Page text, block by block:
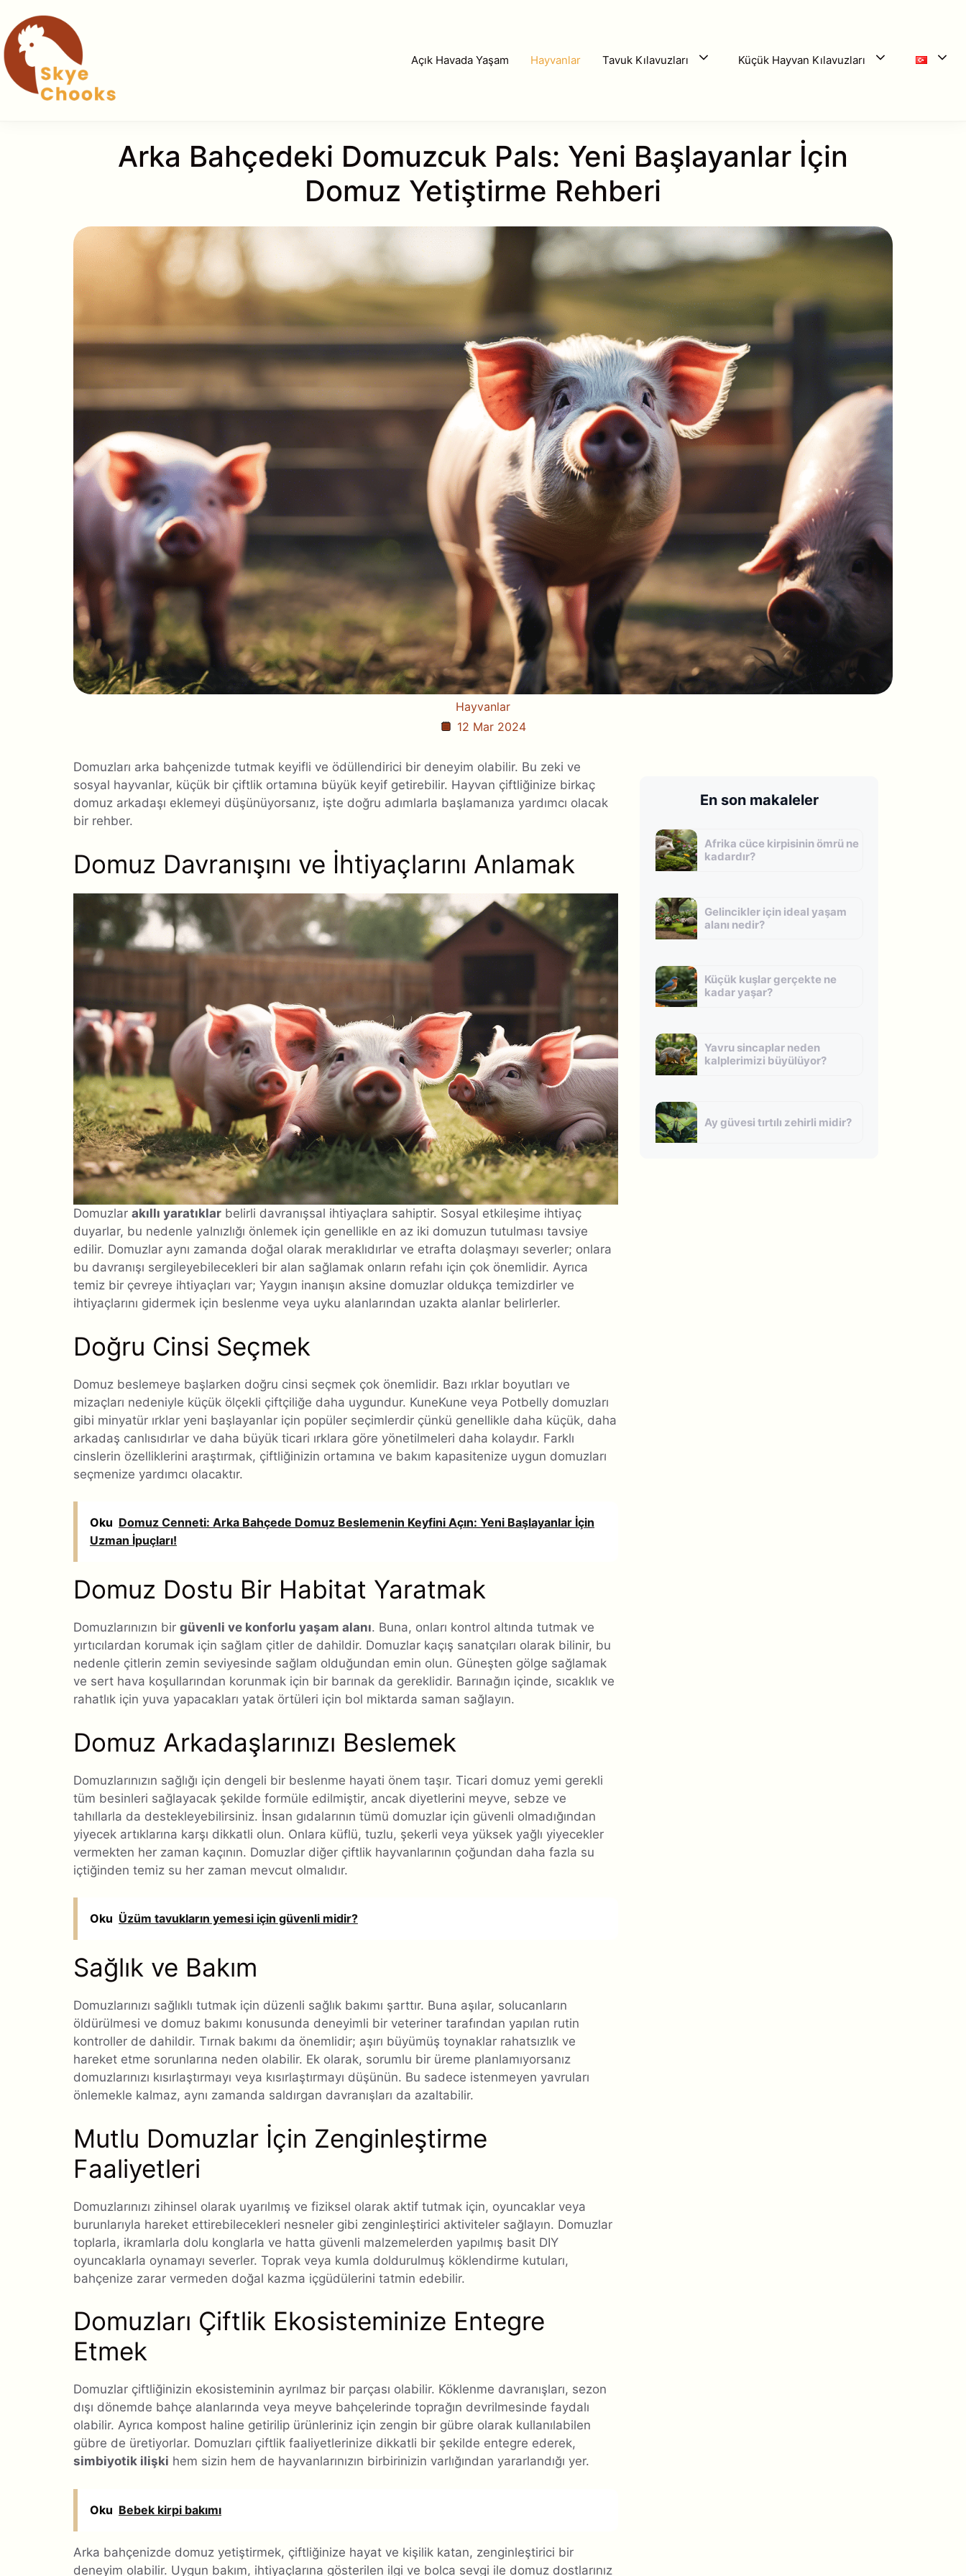
atla
Açık Havada Yaşam Hayvanlar Tavuk Kılavuzları Küçük Hayvan Kılavuzları
Arka Bahçedeki Domuzcuk Pals: Yeni Başlayanlar İçin
Domuz Yetiştirme Rehberi
Hayvanlar
12 Mar 2024
Domuzları arka bahçenizde tutmak keyifli ve ödüllendirici bir deneyim olabilir. Bu zeki ve
sosyal hayvanlar, küçük bir çiftlik ortamına büyük keyif getirebilir. Hayvan çiftliğinize birkaç
domuz arkadaşı eklemeyi düşünüyorsanız, işte doğru adımlarla başlamanıza yardımcı olacak
bir rehber.
Domuz Davranışını ve İhtiyaçlarını Anlamak
Domuzlar akıllı yaratıklar belirli davranışsal ihtiyaçlara sahiptir. Sosyal etkileşime ihtiyaç
duyarlar, bu nedenle yalnızlığı önlemek için genellikle en az iki domuzun tutulması tavsiye
edilir. Domuzlar aynı zamanda doğal olarak meraklıdırlar ve etrafta dolaşmayı severler; onlara
bu davranışı sergileyebilecekleri bir alan sağlamak onların refahı için çok önemlidir. Ayrıca
temiz bir çevreye ihtiyaçları var; Yaygın inanışın aksine domuzlar oldukça temizdirler ve
ihtiyaçlarını gidermek için beslenme veya uyku alanlarından uzakta alanlar belirlerler.
Doğru Cinsi Seçmek
Domuz beslemeye başlarken doğru cinsi seçmek çok önemlidir. Bazı ırklar boyutları ve
mizaçları nedeniyle küçük ölçekli çiftçiliğe daha uygundur. KuneKune veya Potbelly domuzları
gibi minyatür ırklar yeni başlayanlar için popüler seçimlerdir çünkü genellikle daha küçük, daha
arkadaş canlısıdırlar ve daha büyük ticari ırklara göre yönetilmeleri daha kolaydır. Farklı
cinslerin özelliklerini araştırmak, çiftliğinizin ortamına ve bakım kapasitenize uygun domuzları
seçmenize yardımcı olacaktır.
Oku Domuz Cenneti: Arka Bahçede Domuz Beslemenin Keyfini Açın: Yeni Başlayanlar İçin
Uzman İpuçları!
Domuz Dostu Bir Habitat Yaratmak
Domuzlarınızın bir güvenli ve konforlu yaşam alanı. Buna, onları kontrol altında tutmak ve
yırtıcılardan korumak için sağlam çitler de dahildir. Domuzlar kaçış sanatçıları olarak bilinir, bu
nedenle çitlerin zemin seviyesinde sağlam olduğundan emin olun. Güneşten gölge sağlamak
ve sert hava koşullarından korunmak için bir barınak da gereklidir. Barınağın içinde, sıcaklık ve
rahatlık için yuva yapacakları yatak örtüleri için bol miktarda saman sağlayın.
Domuz Arkadaşlarınızı Beslemek
Domuzlarınızın sağlığı için dengeli bir beslenme hayati önem taşır. Ticari domuz yemi gerekli
tüm besinleri sağlayacak şekilde formüle edilmiştir, ancak diyetlerini meyve, sebze ve
tahıllarla da destekleyebilirsiniz. İnsan gıdalarının tümü domuzlar için güvenli olmadığından
yiyecek artıklarına karşı dikkatli olun. Onlara küflü, tuzlu, şekerli veya yüksek yağlı yiyecekler
vermekten her zaman kaçının. Domuzlar diğer çiftlik hayvanlarının çoğundan daha fazla su
içtiğinden temiz su her zaman mevcut olmalıdır.
Oku Üzüm tavukların yemesi için güvenli midir?
Sağlık ve Bakım
Domuzlarınızı sağlıklı tutmak için düzenli sağlık bakımı şarttır. Buna aşılar, solucanların
öldürülmesi ve domuz bakımı konusunda deneyimli bir veteriner tarafından yapılan rutin
kontroller de dahildir. Tırnak bakımı da önemlidir; aşırı büyümüş toynaklar rahatsızlık ve
hareket etme sorunlarına neden olabilir. Ek olarak, sorumlu bir üreme planlamıyorsanız
domuzlarınızı kısırlaştırmayı veya kısırlaştırmayı düşünün. Bu sadece istenmeyen yavruları
önlemekle kalmaz, aynı zamanda saldırgan davranışları da azaltabilir.
Mutlu Domuzlar İçin Zenginleştirme
Faaliyetleri
Domuzlarınızı zihinsel olarak uyarılmış ve fiziksel olarak aktif tutmak için, oyuncaklar veya
burunlarıyla hareket ettirebilecekleri nesneler gibi zenginleştirici aktiviteler sağlayın. Domuzlar
toplarla, ikramlarla dolu konglarla ve hatta güvenli malzemelerden yapılmış basit DIY
oyuncaklarla oynamayı severler. Toprak veya kumla doldurulmuş köklendirme kutuları,
bahçenize zarar vermeden doğal kazma içgüdülerini tatmin edebilir.
Domuzları Çiftlik Ekosisteminize Entegre
Etmek
Domuzlar çiftliğinizin ekosisteminin ayrılmaz bir parçası olabilir. Köklenme davranışları, sezon
dışı dönemde bahçe alanlarında veya meyve bahçelerinde toprağın devrilmesinde faydalı
olabilir. Ayrıca kompost haline getirilip ürünleriniz için zengin bir gübre olarak kullanılabilen
gübre de üretiyorlar. Domuzları çiftlik faaliyetlerinize dikkatli bir şekilde entegre ederek,
simbiyotik ilişki hem sizin hem de hayvanlarınızın birbirinizin varlığından yararlandığı yer.
Oku Bebek kirpi bakımı
Arka bahçenizde domuz yetiştirmek, çiftliğinize hayat ve kişilik katan, zenginleştirici bir
deneyim olabilir. Uygun bakım, ihtiyaçlarına gösterilen ilgi ve bolca sevgi ile domuz dostlarınız
En son makaleler
Afrika cüce kirpisinin ömrü ne
kadardır?
Gelincikler için ideal yaşam
alanı nedir?
Küçük kuşlar gerçekte ne
kadar yaşar?
Yavru sincaplar neden
kalplerimizi büyülüyor?
Ay güvesi tırtılı zehirli midir?